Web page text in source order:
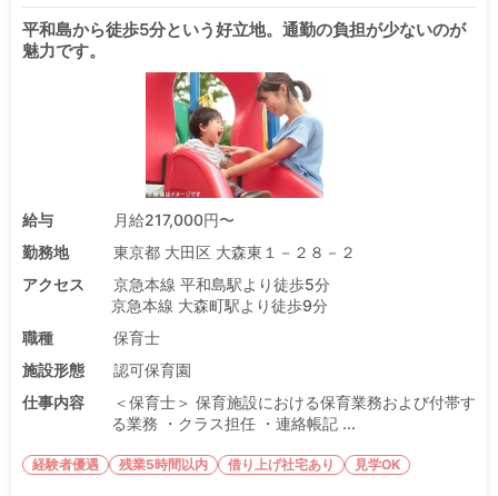
平和島から徒歩5分という好立地。通勤の負担が少ないのが
魅力です。
給与
月給217,000円〜
勤務地
東京都 大田区 大森東１－２８－２
アクセス
京急本線 平和島駅より徒歩5分
京急本線 大森町駅より徒歩9分
職種
保育士
施設形態
認可保育園
仕事内容
＜保育士＞ 保育施設における保育業務および付帯す
る業務 ・クラス担任 ・連絡帳記 ...
経験者優遇 残業5時間以内 借り上げ社宅あり 見学OK